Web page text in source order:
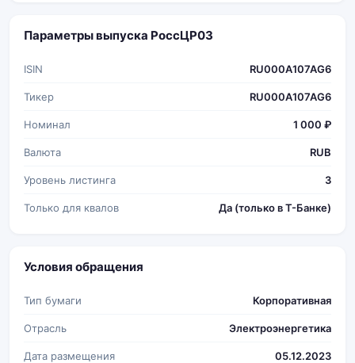
Параметры выпуска РоссЦP03
ISIN RU000A107AG6
Тикер RU000A107AG6
Номинал 1 000 ₽
Валюта RUB
Уровень листинга 3
Только для квалов Да (только в Т-Банке)
Условия обращения
Тип бумаги Корпоративная
Отрасль Электроэнергетика
Дата размещения 05.12.2023